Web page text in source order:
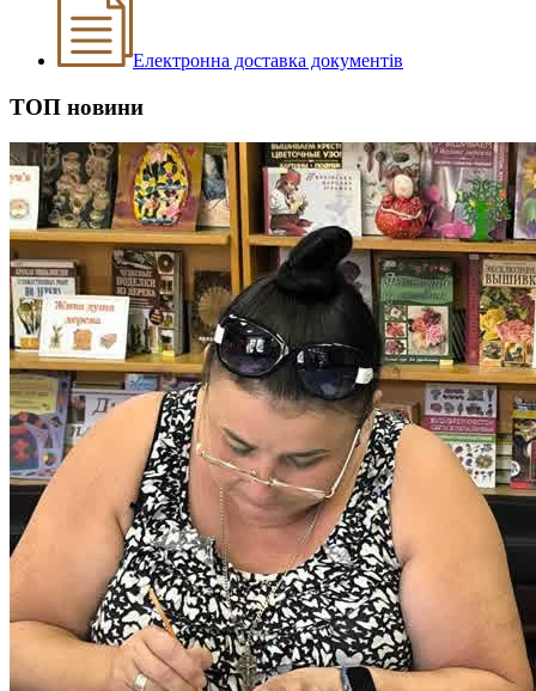
Електронна доставка документів
ТОП новини